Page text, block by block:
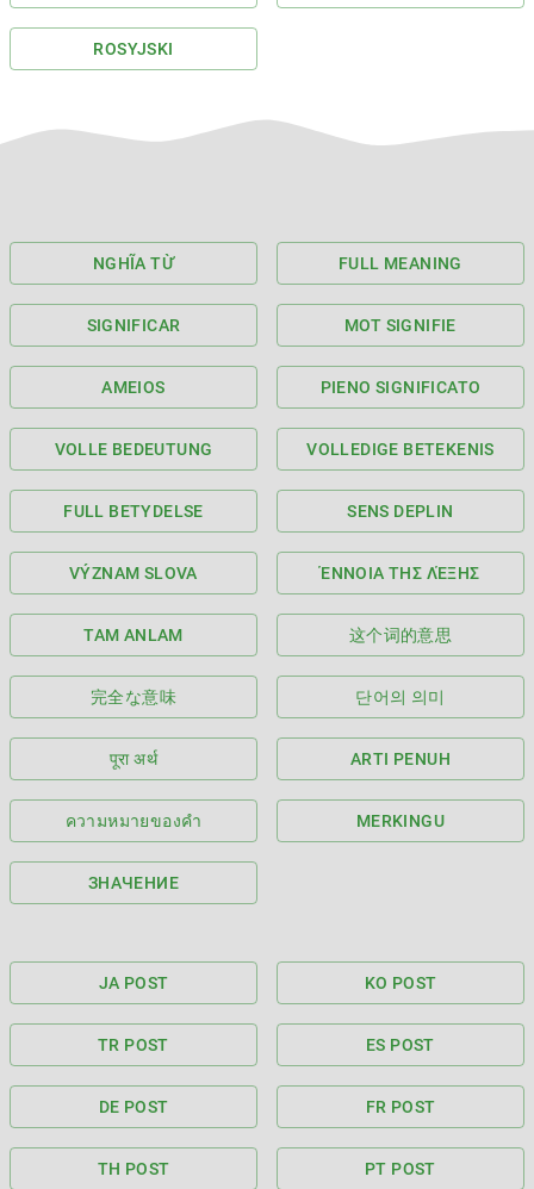
ROSYJSKI
NGHĨA TỪ FULL MEANING
SIGNIFICAR MOT SIGNIFIE
AMEIOS PIENO SIGNIFICATO
VOLLE BEDEUTUNG VOLLEDIGE BETEKENIS
FULL BETYDELSE SENS DEPLIN
VÝZNAM SLOVA ΈΝΝΟΙΑ ΤΗΣ ΛΈΞΗΣ
TAM ANLAM 这个词的意思
完全な意味 단어의 의미
पूरा अर्थ ARTI PENUH
ความหมายของคำ MERKINGU
ЗНАЧЕНИЕ
JA POST KO POST
TR POST ES POST
DE POST FR POST
TH POST PT POST